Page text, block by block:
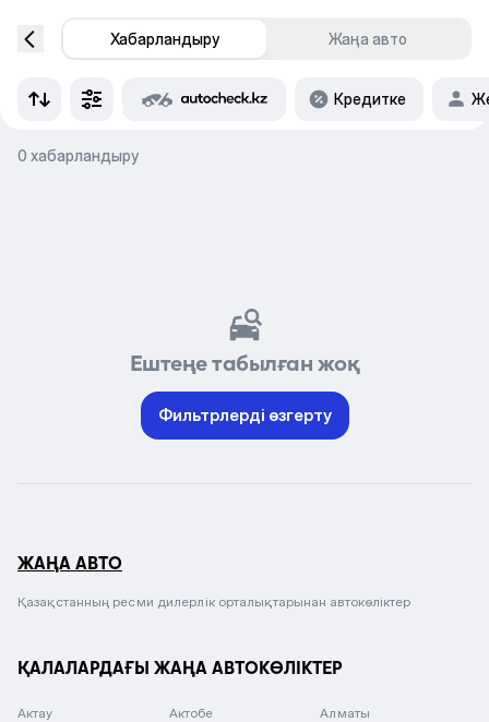
Хабарландыру Жаңа авто
Кредитке
0 хабарландыру
Ештеңе табылған жоқ
Фильтрлерді өзгерту
ЖАҢА АВТО
Қазақстанның ресми дилерлік орталықтарынан автокөліктер
ҚАЛАЛАРДАҒЫ ЖАҢА АВТОКӨЛІКТЕР
Актау Актобе Алматы